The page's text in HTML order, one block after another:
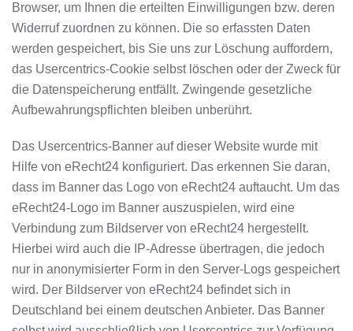
Browser, um Ihnen die erteilten Einwilligungen bzw. deren
Widerruf zuordnen zu können. Die so erfassten Daten
werden gespeichert, bis Sie uns zur Löschung auffordern,
das Usercentrics-Cookie selbst löschen oder der Zweck für
die Datenspeicherung entfällt. Zwingende gesetzliche
Aufbewahrungspflichten bleiben unberührt.
Das Usercentrics-Banner auf dieser Website wurde mit
Hilfe von eRecht24 konfiguriert. Das erkennen Sie daran,
dass im Banner das Logo von eRecht24 auftaucht. Um das
eRecht24-Logo im Banner auszuspielen, wird eine
Verbindung zum Bildserver von eRecht24 hergestellt.
Hierbei wird auch die IP-Adresse übertragen, die jedoch
nur in anonymisierter Form in den Server-Logs gespeichert
wird. Der Bildserver von eRecht24 befindet sich in
Deutschland bei einem deutschen Anbieter. Das Banner